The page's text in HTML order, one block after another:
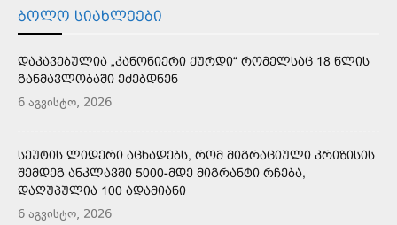
ᲑᲝᲚᲝ ᲡᲘᲐᲮᲚᲔᲔᲑᲘ
ᲓᲐᲙᲐᲕᲔᲑᲣᲚᲘᲐ „ᲙᲐᲜᲝᲜᲘᲔᲠᲘ ᲥᲣᲠᲓᲘ“ ᲠᲝᲛᲔᲚᲡᲐᲪ 18 ᲬᲚᲘᲡ
ᲒᲐᲜᲛᲐᲕᲚᲝᲑᲐᲨᲘ ᲔᲫᲔᲑᲓᲜᲔᲜ
6 აგვისტო, 2026
ᲡᲔᲣᲢᲘᲡ ᲚᲘᲓᲔᲠᲘ ᲐᲪᲮᲐᲓᲔᲑᲡ, ᲠᲝᲛ ᲛᲘᲒᲠᲐᲪᲘᲣᲚᲘ ᲙᲠᲘᲖᲘᲡᲘᲡ
ᲨᲔᲛᲓᲔᲒ ᲐᲜᲙᲚᲐᲕᲨᲘ 5000-ᲛᲓᲔ ᲛᲘᲒᲠᲐᲜᲢᲘ ᲠᲩᲔᲑᲐ,
ᲓᲐᲦᲣᲞᲣᲚᲘᲐ 100 ᲐᲓᲐᲛᲘᲐᲜᲘ
6 აგვისტო, 2026